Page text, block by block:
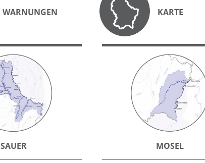
WARNUNGEN KARTE
SAUER MOSEL